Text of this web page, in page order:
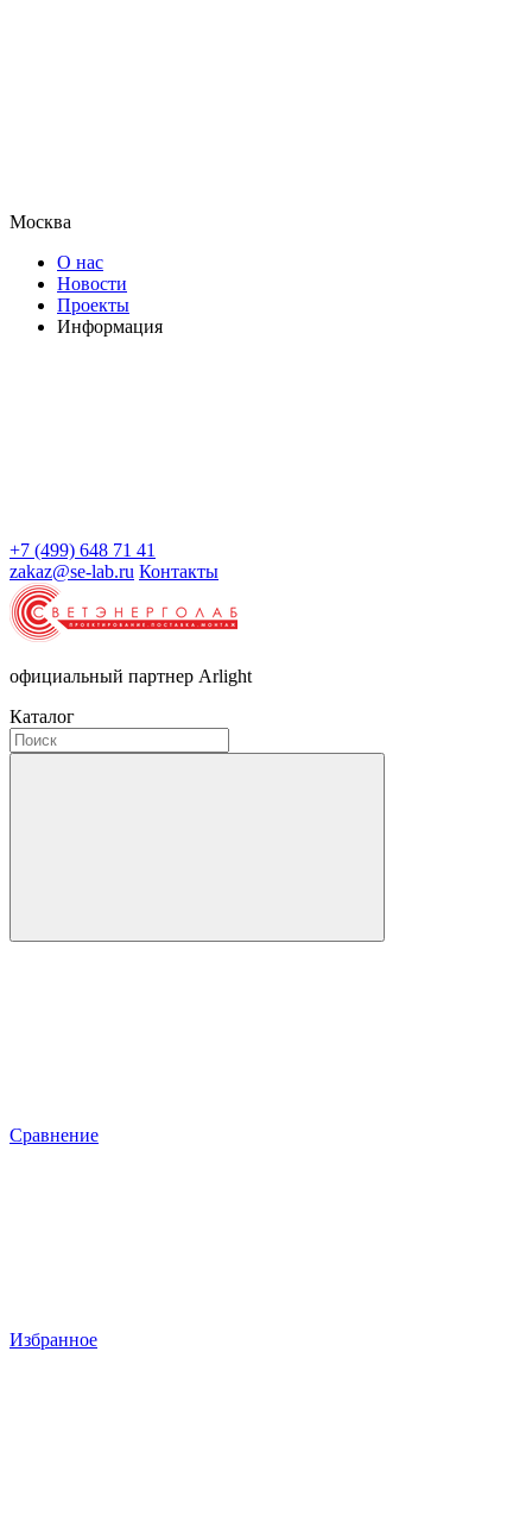
Москва
О нас
Новости
Проекты
Информация
+7 (499) 648 71 41
zakaz@se-lab.ru Контакты
официальный партнер Arlight
Каталог
Сравнение
Избранное